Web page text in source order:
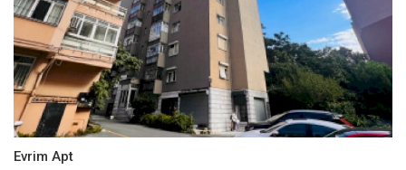
Evrim Apt